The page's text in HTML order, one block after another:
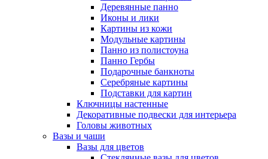
Деревянные панно
Иконы и лики
Картины из кожи
Модульные картины
Панно из полистоуна
Панно Гербы
Подарочные банкноты
Серебряные картины
Подставки для картин
Ключницы настенные
Декоративные подвески для интерьера
Головы животных
Вазы и чаши
Вазы для цветов